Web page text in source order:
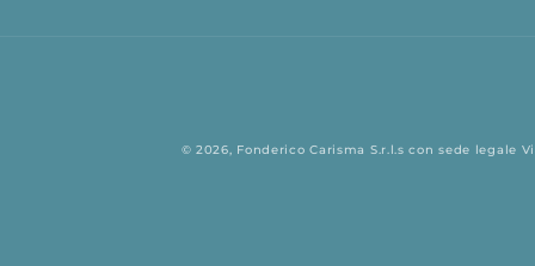
© 2026, Fonderico Carisma S.r.l.s con sede legale